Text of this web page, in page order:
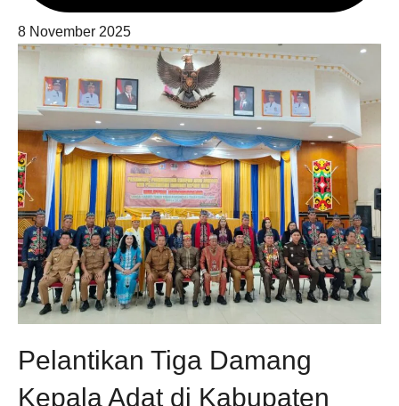
8 November 2025
Pelantikan Tiga Damang
Kepala Adat di Kabupaten